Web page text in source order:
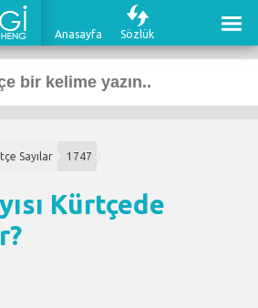
Anasayfa Sözlük
Sayılar 1747
Kürtçede